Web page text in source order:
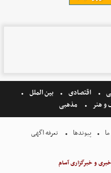
اقتصادی
بین الملل
و هنر مذهبی
پیوندها تعرفه اگهی
و خبرگزاری آسام